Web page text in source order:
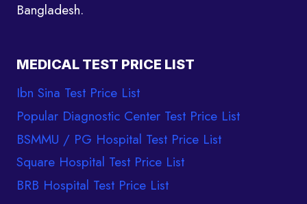
Bangladesh.
MEDICAL TEST PRICE LIST
Ibn Sina Test Price List
Popular Diagnostic Center Test Price List
BSMMU / PG Hospital Test Price List
Square Hospital Test Price List
BRB Hospital Test Price List